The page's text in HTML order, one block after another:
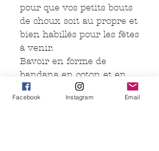
pour que vos petits bouts
de choux soit au propre et
bien habillés pour les fêtes
à venir.
Bavoir en forme de
bandana en coton et en
micro éponge de bambou.
Lavage en machine
Facebook Instagram Email